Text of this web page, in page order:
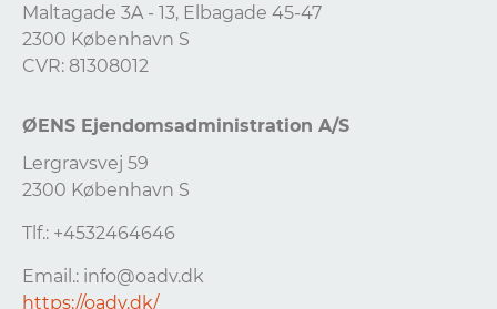
Maltagade 3A - 13, Elbagade 45-47
2300 København S
CVR: 81308012
ØENS Ejendomsadministration A/S
Lergravsvej 59
2300 København S
Tlf.: +4532464646
Email.: info@oadv.dk
https://oadv.dk/